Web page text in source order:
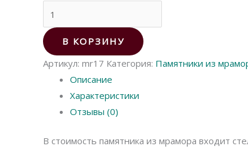
товара
Памятник
из
мрамора
В КОРЗИНУ
Артикул: mr17 Категория: Памятники из
Описание
Характеристики
Отзывы (0)
В стоимость памятника из мрамора входит